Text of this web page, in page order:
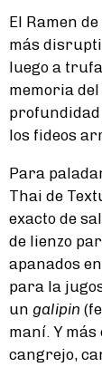
El Ramen
más
luego a
memoria
los fideos
Para
Thai de
exacto de
de lienzo
apanados
para la
un galipin
maní. Y
cangrejo,